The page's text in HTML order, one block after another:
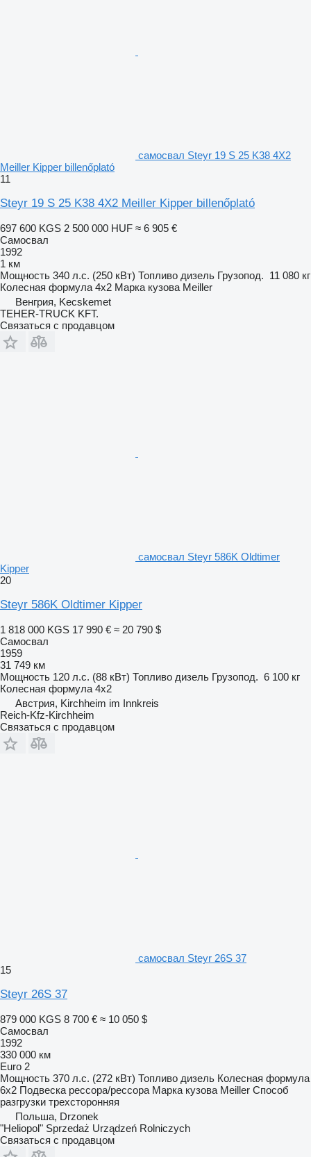
самосвал Steyr 19 S 25 K38 4X2
Meiller Kipper billenőplató
11
Steyr 19 S 25 K38 4X2 Meiller Kipper billenőplató
697 600 KGS 2 500 000 HUF ≈ 6 905 €
Самосвал
1992
1 км
Мощность 340 л.с. (250 кВт) Топливо дизель Грузопод. 11 080 кг
Колесная формула 4x2 Марка кузова Meiller
Венгрия, Kecskemet
TEHER-TRUCK KFT.
Связаться с продавцом
самосвал Steyr 586K Oldtimer
Kipper
20
Steyr 586K Oldtimer Kipper
1 818 000 KGS 17 990 € ≈ 20 790 $
Самосвал
1959
31 749 км
Мощность 120 л.с. (88 кВт) Топливо дизель Грузопод. 6 100 кг
Колесная формула 4x2
Австрия, Kirchheim im Innkreis
Reich-Kfz-Kirchheim
Связаться с продавцом
самосвал Steyr 26S 37
15
Steyr 26S 37
879 000 KGS 8 700 € ≈ 10 050 $
Самосвал
1992
330 000 км
Euro 2
Мощность 370 л.с. (272 кВт) Топливо дизель Колесная формула
6x2 Подвеска рессора/рессора Марка кузова Meiller Способ
разгрузки трехсторонняя
Польша, Drzonek
"Heliopol" Sprzedaż Urządzeń Rolniczych
Связаться с продавцом